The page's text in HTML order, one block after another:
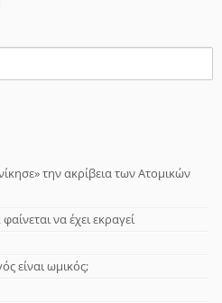
την ακρίβεια των Ατομικών
να έχει εκραγεί
είναι ωμικός;